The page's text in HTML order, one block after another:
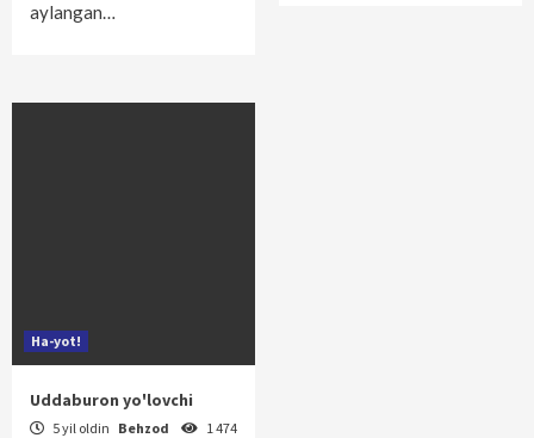
aylangan…
Ha-yot!
Uddaburon yo'lovchi
5 yil oldin Behzod 1 474